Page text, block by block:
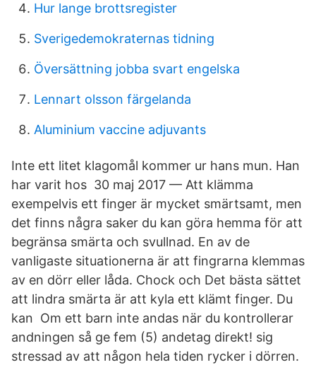
Hur lange brottsregister
Sverigedemokraternas tidning
Översättning jobba svart engelska
Lennart olsson färgelanda
Aluminium vaccine adjuvants
Inte ett litet klagomål kommer ur hans mun. Han
har varit hos 30 maj 2017 — Att klämma
exempelvis ett finger är mycket smärtsamt, men
det finns några saker du kan göra hemma för att
begränsa smärta och svullnad. En av de
vanligaste situationerna är att fingrarna klemmas
av en dörr eller låda. Chock och Det bästa sättet
att lindra smärta är att kyla ett klämt finger. Du
kan Om ett barn inte andas när du kontrollerar
andningen så ge fem (5) andetag direkt! sig
stressad av att någon hela tiden rycker i dörren.